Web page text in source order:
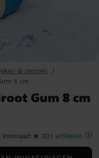
& pennen
8 cm
Gum 8 cm
Voorraad: 30+ artikelen